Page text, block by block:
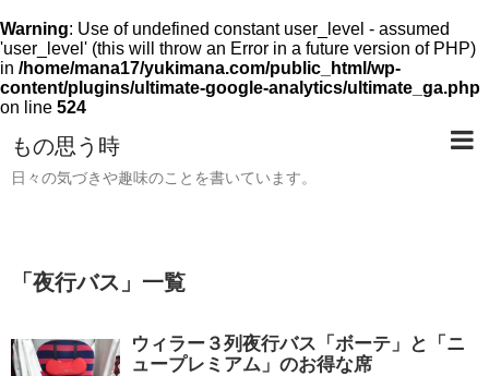
Warning: Use of undefined constant user_level - assumed
'user_level' (this will throw an Error in a future version of PHP)
in /home/mana17/yukimana.com/public_html/wp-
content/plugins/ultimate-google-analytics/ultimate_ga.php
on line 524
もの思う時
日々の気づきや趣味のことを書いています。
「 夜行バス 」 一覧
ウィラー３列夜行バス「ボーテ」と「ニ
ュープレミアム」のお得な席